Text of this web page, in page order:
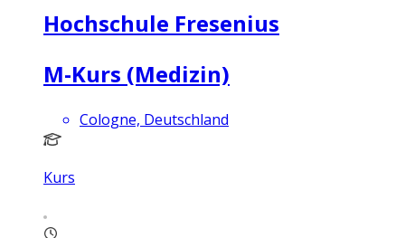
Hochschule Fresenius
M-Kurs (Medizin)
Cologne, Deutschland
Kurs